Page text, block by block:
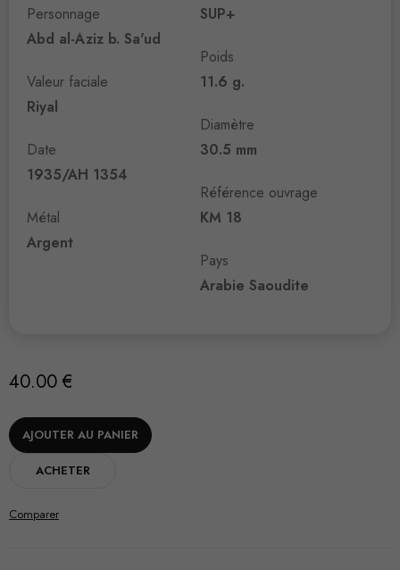
Personnage
Abd al-Aziz b. Sa'ud
Valeur faciale
Riyal
Date
1935/AH 1354
Métal
Argent
SUP+
Poids
11.6 g.
Diamètre
30.5 mm
Référence ouvrage
KM 18
Pays
Arabie Saoudite
40.00 €
AJOUTER AU PANIER
ACHETER
Comparer